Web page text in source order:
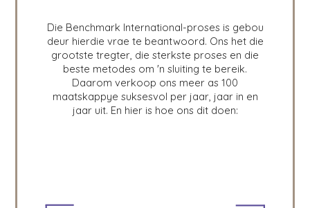
Die Benchmark International-proses is gebou
deur hierdie vrae te beantwoord. Ons het die
grootste tregter, die sterkste proses en die
beste metodes om 'n sluiting te bereik.
Daarom verkoop ons meer as 100
maatskappye suksesvol per jaar, jaar in en
jaar uit. En hier is hoe ons dit doen: